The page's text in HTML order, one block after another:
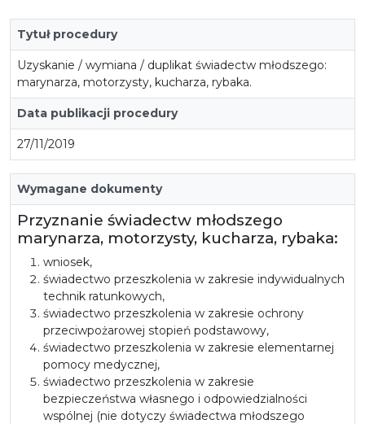
Tytuł procedury
Uzyskanie / wymiana / duplikat świadectw młodszego:
marynarza, motorzysty, kucharza, rybaka.
Data publikacji procedury
27/11/2019
Wymagane dokumenty
Przyznanie świadectw młodszego
marynarza, motorzysty, kucharza, rybaka:
wniosek,
świadectwo przeszkolenia w zakresie indywidualnych
technik ratunkowych,
świadectwo przeszkolenia w zakresie ochrony
przeciwpożarowej stopień podstawowy,
świadectwo przeszkolenia w zakresie elementarnej
pomocy medycznej,
świadectwo przeszkolenia w zakresie
bezpieczeństwa własnego i odpowiedzialności
wspólnej (nie dotyczy świadectwa młodszego